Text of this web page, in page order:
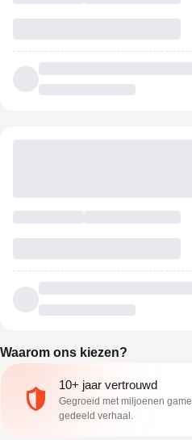
Waarom ons kiezen?
10+ jaar vertrouwd
Gegroeid met miljoenen
gedeeld verhaal.